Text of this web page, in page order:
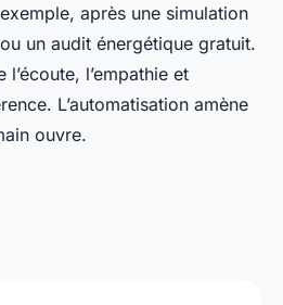
après une simulation
un audit énergétique gratuit.
l’écoute, l’empathie et
L’automatisation amène
ouvre.